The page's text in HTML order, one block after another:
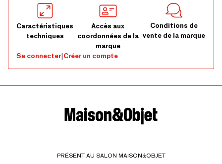
Caractéristiques
techniques
Accès aux
coordonnées de la
marque
Conditions de
vente de la marque
Se connecter|Créer un compte
PRÉSENT AU SALON MAISON&OBJET